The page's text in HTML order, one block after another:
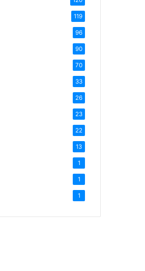
119
96
90
70
33
26
23
22
13
1
1
1